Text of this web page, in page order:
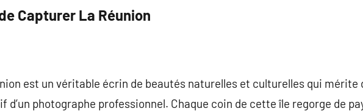
Capturer La Réunion
est un véritable écrin de beautés naturelles et culturelles qui mérite
d’un photographe professionnel. Chaque coin de cette île regorge de